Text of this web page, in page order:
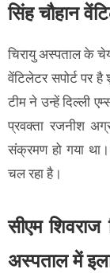
सिंह चौहान
चिरायु अस्पताल के
वेंटिलेटर सपोर्ट पर
टीम ने उन्हें दिल्ली
प्रवक्ता रजनीश
संक्रमण हो गया
चल रहा है।
सीएम शिवराज
अस्पताल में